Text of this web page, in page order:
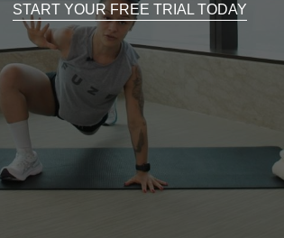
START YOUR FREE TRIAL TODAY